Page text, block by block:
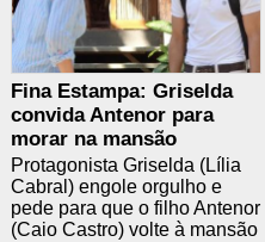
Fina Estampa: Griselda
convida Antenor para
morar na mansão
Protagonista Griselda (Lília
Cabral) engole orgulho e
pede para que o filho Antenor
(Caio Castro) volte à mansão